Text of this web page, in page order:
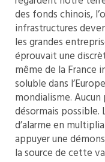
des fonds chinois,
infrastructures
les grandes
éprouvait une
même de la France
soluble dans
mondialisme.
désormais
d’alarme en
appuyer une
la source de cette